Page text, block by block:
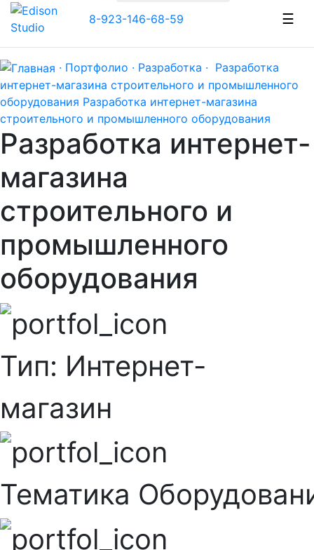
8-923-146-68-59 ☰
· Портфолио · Разработка · Разработка
интернет-магазина строительного и промышленного
оборудования Разработка интернет-магазина
строительного и промышленного оборудования
Разработка интернет-
магазина
строительного и
промышленного
оборудования
Тип: Интернет-
магазин
Тематика